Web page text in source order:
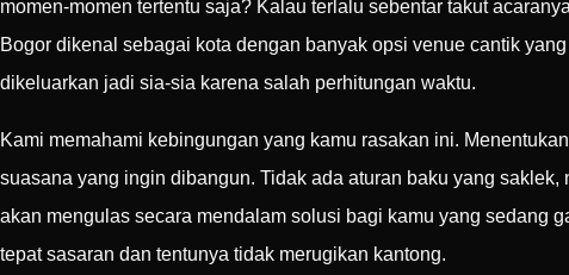
momen-momen tertentu saja? Kalau terlalu sebentar takut
Bogor dikenal sebagai kota dengan banyak opsi venue cantik
dikeluarkan jadi sia-sia karena salah perhitungan waktu.
Kami memahami kebingungan yang kamu rasakan ini.
suasana yang ingin dibangun. Tidak ada aturan baku yang
akan mengulas secara mendalam solusi bagi kamu yang sedang
tepat sasaran dan tentunya tidak merugikan kantong.